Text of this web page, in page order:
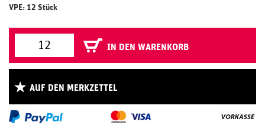
VPE: 12 Stück
IN DEN WARENKORB
AUF DEN MERKZETTEL